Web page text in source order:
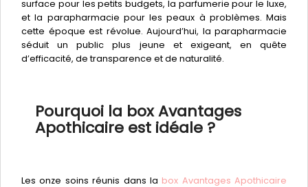
surface pour les petits budgets, la parfumerie pour le luxe,
et la parapharmacie pour les peaux à problèmes. Mais
cette époque est révolue. Aujourd’hui, la parapharmacie
séduit un public plus jeune et exigeant, en quête
d’efficacité, de transparence et de naturalité.
Pourquoi la box Avantages
Apothicaire est idéale ?
Les onze soins réunis dans la box Avantages Apothicaire